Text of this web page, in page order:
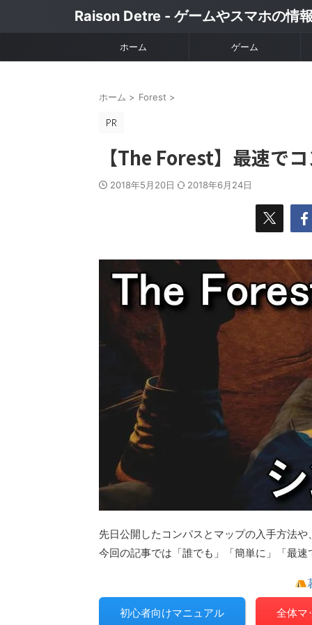
Raison Detre - ゲームやスマホの情
ホーム ゲーム
ホーム > Forest >
【The Forest】最速で
2018年5月20日 2018年6月24日
先日公開したコンパスとマップの入手方法
今回の記事では「誰でも」「簡単に」「最速
初心者向けマニュアル 全体マ